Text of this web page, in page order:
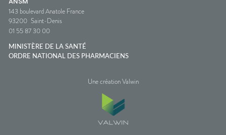
143 boulevard Anatole France
93200 Saint-Denis
01 55 87 30 00
MINISTÈRE DE LA SANTÉ
ORDRE NATIONAL DES PHARMACIENS
Une création Valwin